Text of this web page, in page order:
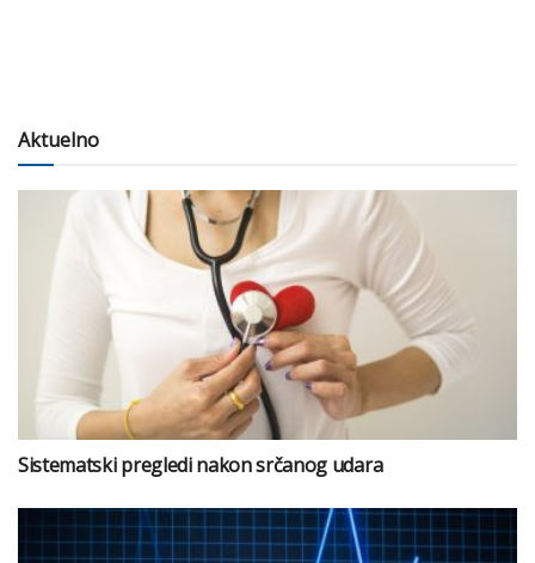
Aktuelno
Sistematski pregledi nakon srčanog udara